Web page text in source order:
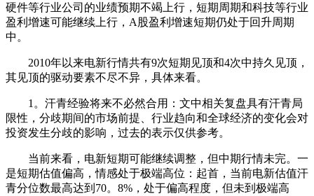
硬件等行业公司的业绩预期不竭上行，短期周期和科技等行业
盈利增速可能继续上行，A股盈利增速短期仍处于回升周期
中。
2010年以来电新行情共有9次短期见顶和4次中持久见顶，
其见顶的驱动要素不尽不异，具体来看。
1。汗青经验将来不必然合用：文中相关复盘具有汗青局
限性，分歧期间的市场前提、行业趋向和全球经济的变化会对
投资发生分歧的影响，过去的表示仅供参考。
当前来看，电新短期可能继续调整，但中期行情未完。一
是短期估值偏高，情感处于极端高位：起首，当前电新估值汗
青分位数最高达到70。8%，处于偏高程度，但未到极端高